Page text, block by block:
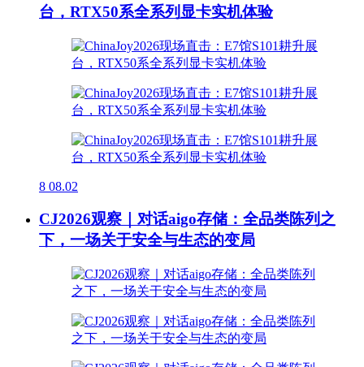
台，RTX50系全系列显卡实机体验
8 08.02
CJ2026观察｜对话aigo存储：全品类陈列之
下，一场关于安全与生态的变局